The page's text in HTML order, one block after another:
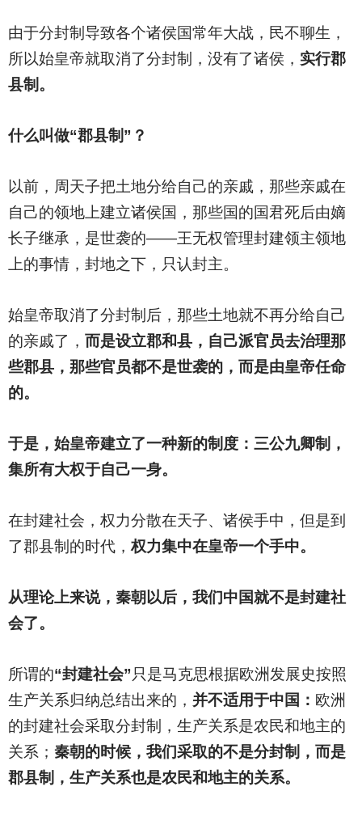
由于分封制导致各个诸侯国常年大战，民不聊生，
所以始皇帝就取消了分封制，没有了诸侯， 实行郡
县制。
什么叫做“郡县制”？
以前，周天子把土地分给自己的亲戚，那些亲戚在
自己的领地上建立诸侯国，那些国的国君死后由嫡
长子继承，是世袭的——王无权管理封建领主领地
上的事情，封地之下，只认封主。
始皇帝取消了分封制后，那些土地就不再分给自己
的亲戚了， 而是设立郡和县，自己派官员去治理那
些郡县，那些官员都不是世袭的，而是由皇帝任命
的。
于是，始皇帝建立了一种新的制度：三公九卿制，
集所有大权于自己一身。
在封建社会，权力分散在天子、诸侯手中，但是到
了郡县制的时代，权力集中在皇帝一个手中。
从理论上来说，秦朝以后，我们中国就不是封建社
会了。
所谓的“封建社会” 只是马克思根据欧洲发展史按照
生产关系归纳总结出来的， 并不适用于中国： 欧洲
的封建社会采取分封制，生产关系是农民和地主的
关系； 秦朝的时候，我们采取的不是分封制，而是
郡县制，生产关系也是农民和地主的关系。